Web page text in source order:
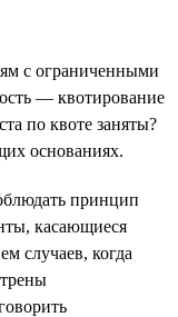
с ограниченными
— квотирование
по квоте заняты?
основаниях.
принцип
касающиеся
случаев, когда